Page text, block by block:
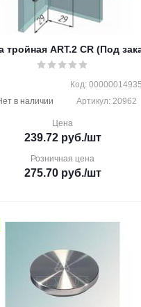
тройная ART.2 CR (Под
в наличии
Код: 00000014935
Артикул: 20962
Цена
239.72руб./шт
Розничная цена
275.70руб./шт